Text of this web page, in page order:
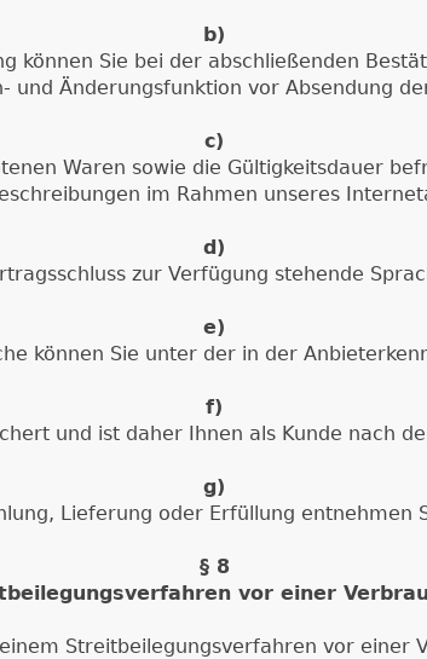
b)
können Sie bei der abschließenden
und Änderungsfunktion vor Absendung
c)
Waren sowie die Gültigkeitsdauer
im Rahmen unseres
d)
zur Verfügung stehende
e)
können Sie unter der in der
f)
und ist daher Ihnen als Kunde nach
g)
Lieferung oder Erfüllung entnehmen
§ 8
vor einer
Streitbeilegungsverfahren vor einer